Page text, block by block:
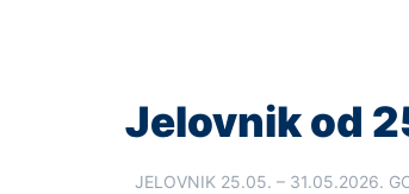
Jelovnik od
JELOVNIK 25.05. – 31.05.2026.